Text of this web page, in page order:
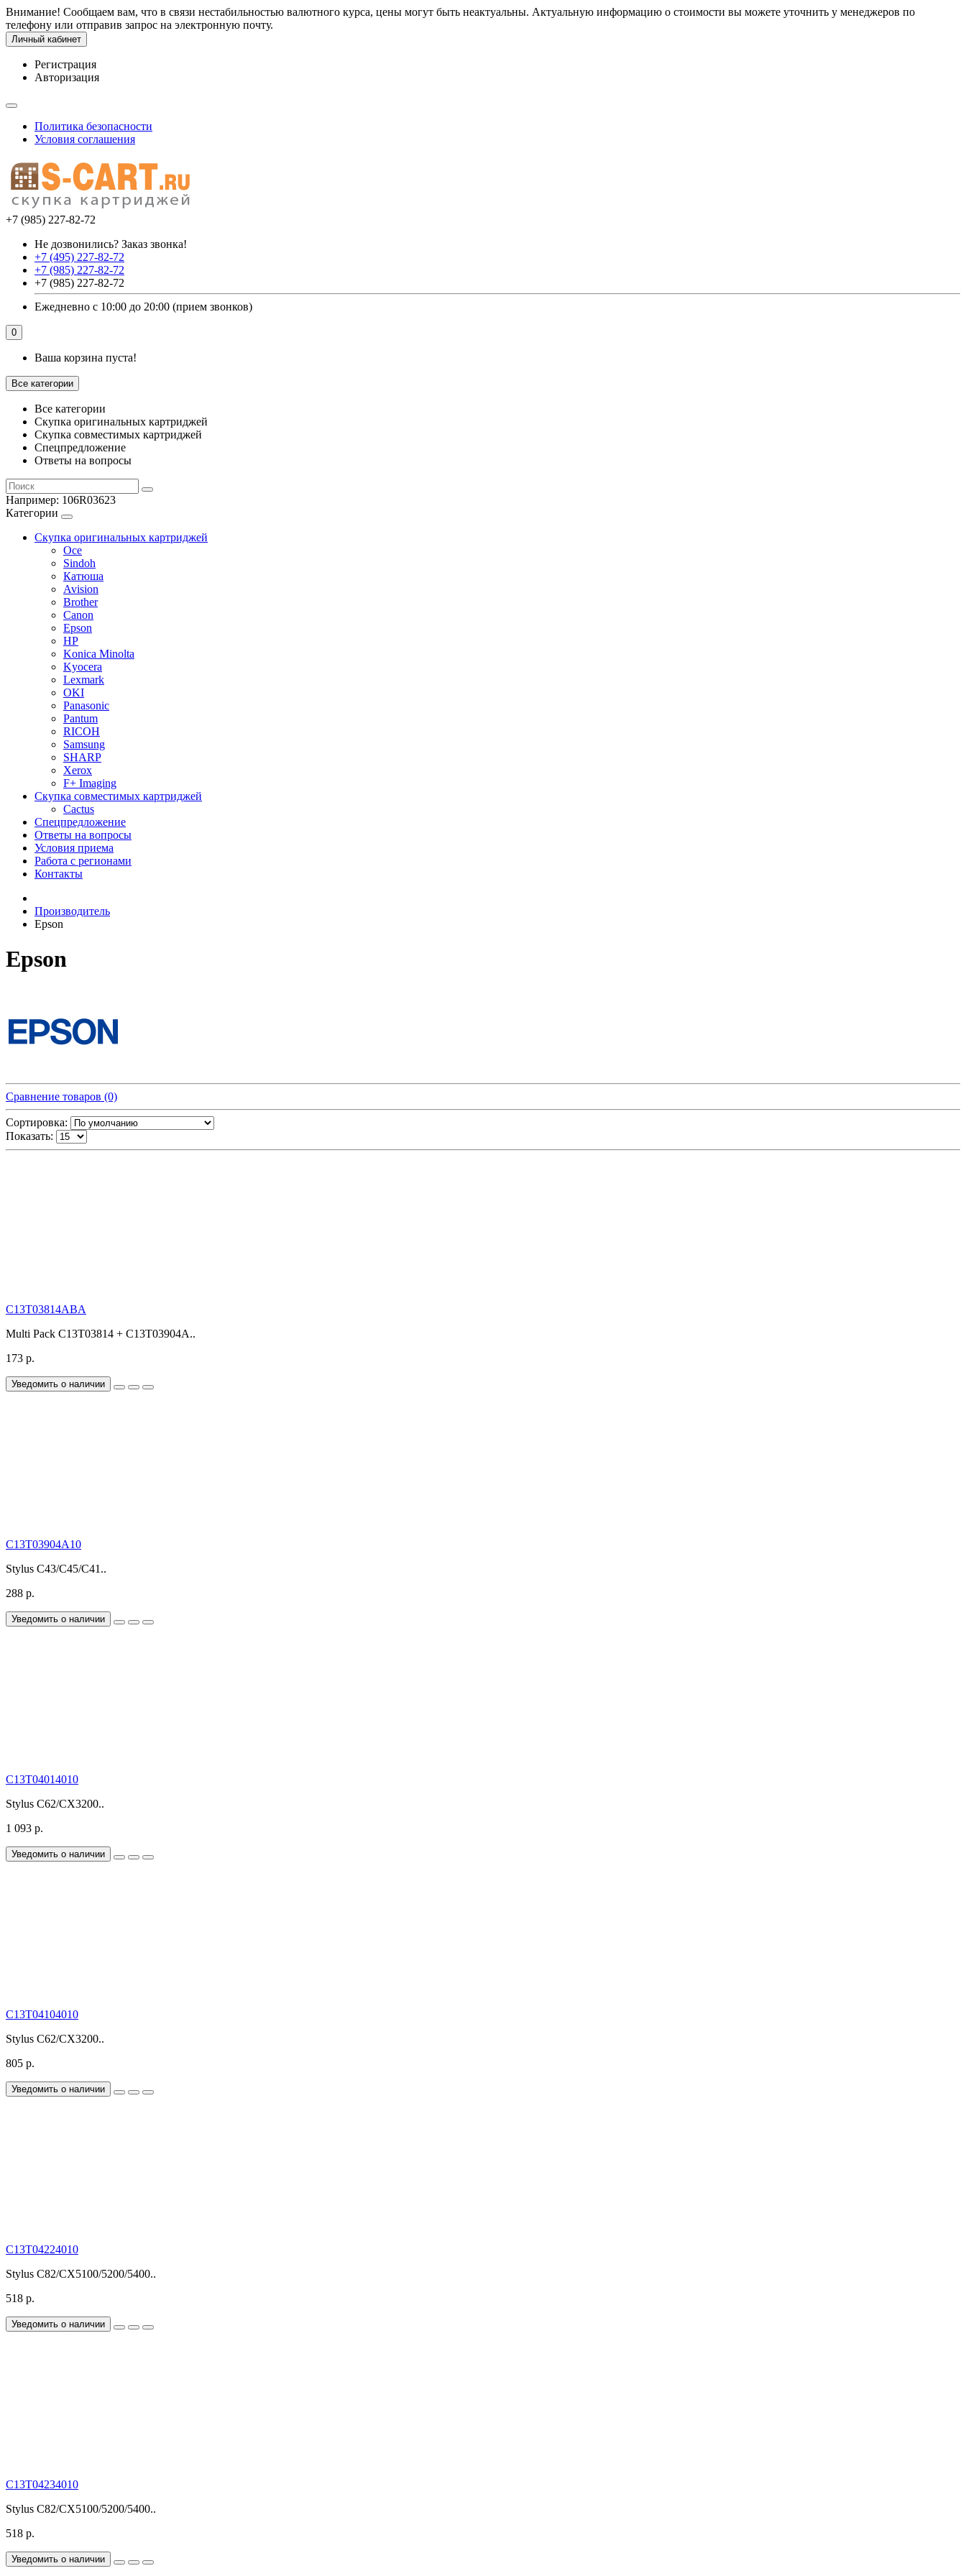
Внимание! Сообщаем вам, что в связи нестабильностью валютного курса, цены могут быть неактуальны. Актуальную информацию о стоимости вы можете уточнить у менеджеров по
телефону или отправив запрос на электронную почту.
Личный кабинет
Регистрация
Авторизация
Политика безопасности
Условия соглашения
+7 (985) 227-82-72
Не дозвонились? Заказ звонка!
+7 (495) 227-82-72
+7 (985) 227-82-72
+7 (985) 227-82-72
Ежедневно с 10:00 до 20:00 (прием звонков)
0
Ваша корзина пуста!
Все категории
Все категории
Скупка оригинальных картриджей
Скупка совместимых картриджей
Спецпредложение
Ответы на вопросы
Например: 106R03623
Категории
Скупка оригинальных картриджей
Oce
Sindoh
Катюша
Avision
Brother
Canon
Epson
HP
Konica Minolta
Kyocera
Lexmark
OKI
Panasonic
Pantum
RICOH
Samsung
SHARP
Xerox
F+ Imaging
Скупка совместимых картриджей
Cactus
Спецпредложение
Ответы на вопросы
Условия приема
Работа с регионами
Контакты
Производитель
Epson
Epson
Сравнение товаров (0)
Сортировка:
Показать:
C13T03814ABA
Multi Pack C13T03814 + C13T03904A..
173 р.
Уведомить о наличии
C13T03904A10
Stylus С43/C45/С41..
288 р.
Уведомить о наличии
C13T04014010
Stylus C62/CX3200..
1 093 р.
Уведомить о наличии
C13T04104010
Stylus C62/CX3200..
805 р.
Уведомить о наличии
C13T04224010
Stylus C82/CX5100/5200/5400..
518 р.
Уведомить о наличии
C13T04234010
Stylus C82/CX5100/5200/5400..
518 р.
Уведомить о наличии